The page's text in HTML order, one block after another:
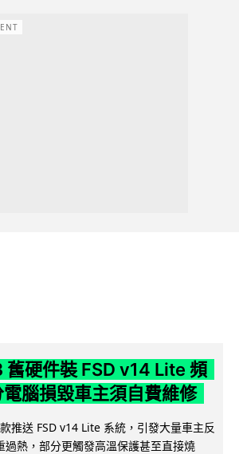
硬件裝 FSD v14 Lite 頻
腦損毀車主須自費維修
推送 FSD v14 Lite 系統，引發大量車主反
過熱，部分更觸發高溫保護甚至直接燒